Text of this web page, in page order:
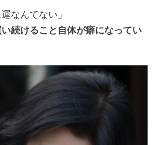
なんてない」
い続けること自体が癖になってい